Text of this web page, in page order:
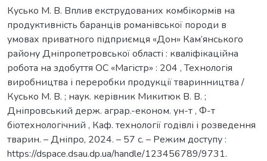
Кусько М. В. Вплив екструдованих комбікормів на
продуктивність баранців романівської породи в
умовах приватного підприємця «Дон» Кам’янського
району Дніпропетровської області : кваліфікаційна
робота на здобуття ОС «Магістр» : 204 , Технологія
виробництва і переробки продукції тваринництва /
Кусько М. В. ; наук. керівник Микитюк В. В. ;
Дніпровський держ. аграр.-економ. ун-т , Ф-т
біотехнологічний , Каф. технології годівлі і розведення
тварин. – Дніпро, 2024. – 57 с. – Режим доступу :
https://dspace.dsau.dp.ua/handle/123456789/9731.